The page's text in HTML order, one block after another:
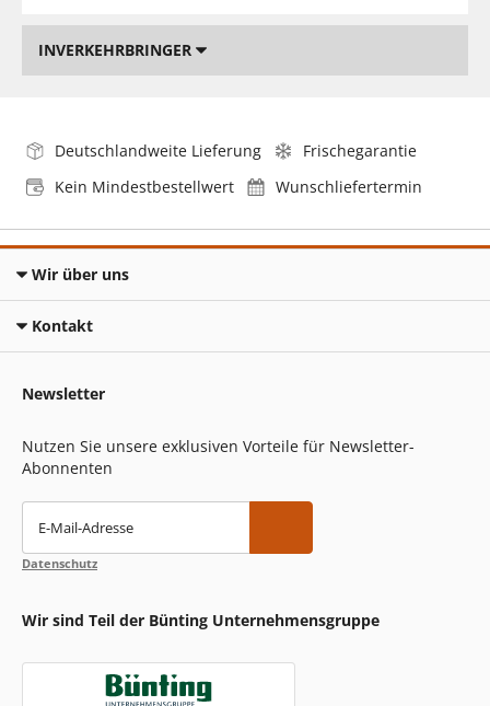
INVERKEHRBRINGER
Deutschlandweite Lieferung
Frischegarantie
Kein Mindestbestellwert
Wunschliefertermin
Wir über uns
Kontakt
Newsletter
Nutzen Sie unsere exklusiven Vorteile für Newsletter-
Abonnenten
E-Mail-Adresse
Datenschutz
Wir sind Teil der Bünting Unternehmensgruppe